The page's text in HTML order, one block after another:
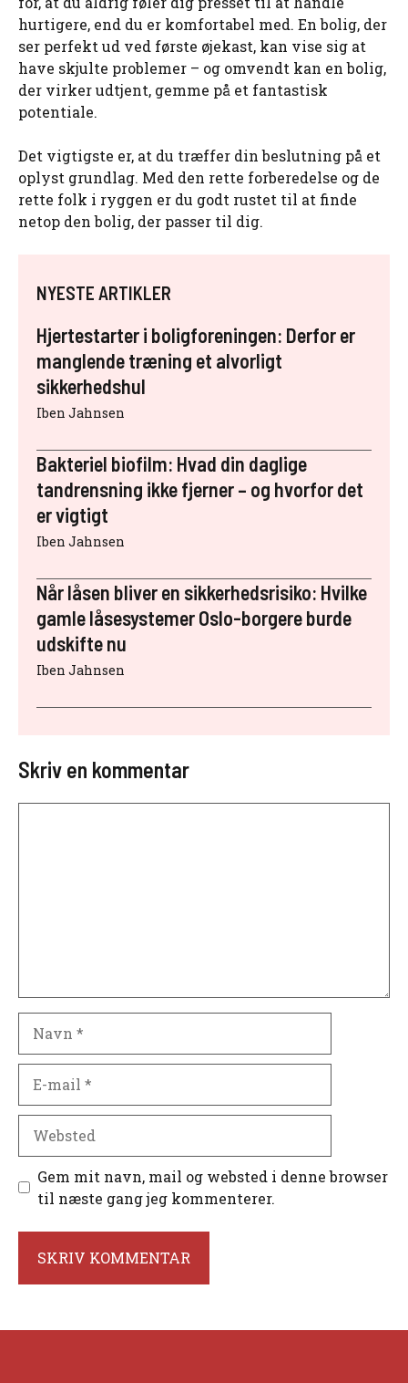
hurtigere, end du er komfortabel med. En bolig, der
ser perfekt ud ved første øjekast, kan vise sig at
have skjulte problemer – og omvendt kan en bolig,
der virker udtjent, gemme på et fantastisk
potentiale.
Det vigtigste er, at du træffer din beslutning på et
oplyst grundlag. Med den rette forberedelse og de
rette folk i ryggen er du godt rustet til at finde
netop den bolig, der passer til dig.
NYESTE ARTIKLER
Hjertestarter i boligforeningen: Derfor er
manglende træning et alvorligt
sikkerhedshul
Iben Jahnsen
Bakteriel biofilm: Hvad din daglige
tandrensning ikke fjerner – og hvorfor det
er vigtigt
Iben Jahnsen
Når låsen bliver en sikkerhedsrisiko: Hvilke
gamle låsesystemer Oslo-borgere burde
udskifte nu
Iben Jahnsen
Skriv en kommentar
mail
Gem mit navn, mail og websted i denne browser
til næste gang jeg kommenterer.